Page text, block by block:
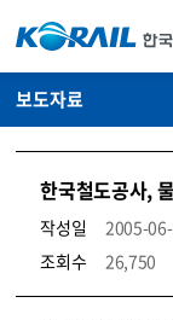
보도자료
한국철도공사,
작성일
2005-
조회수
26,750
뉴스·홍보_보도자료 상세보기 – 내용, 파일, 담당자 연락처로 구성